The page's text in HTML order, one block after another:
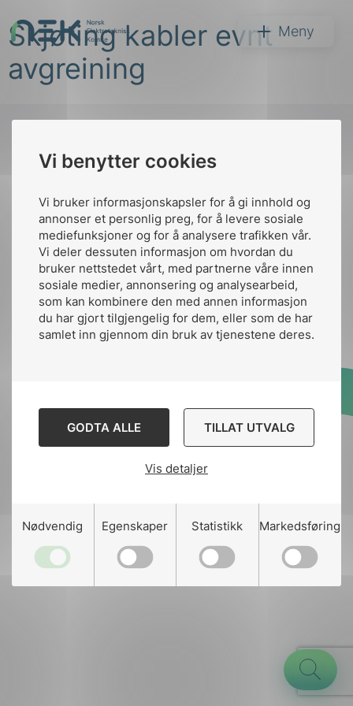
Vi benytter cookies
Vi bruker informasjonskapsler for å gi innhold og
annonser et personlig preg, for å levere sosiale
mediefunksjoner og for å analysere trafikken vår.
Vi deler dessuten informasjon om hvordan du
bruker nettstedet vårt, med partnerne våre innen
sosiale medier, annonsering og analysearbeid,
som kan kombinere den med annen informasjon
du har gjort tilgjengelig for dem, eller som de har
samlet inn gjennom din bruk av tjenestene deres.
GODTA ALLE TILLAT UTVALG
Vis detaljer
Nødvendig Egenskaper Statistikk Markedsføring
til
innhold
NEK Meny
Søk
Skjøting kabler evnt
avgreining
Kontakt oss
Ansatte
nek@nek.no
Kontakt
Bruk av Cookies
Designed and developed
Stem Agency
toppen